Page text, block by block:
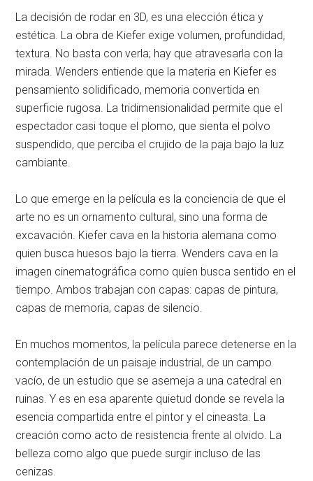
La decisión de rodar en 3D, es una elección ética y
estética. La obra de Kiefer exige volumen, profundidad,
textura. No basta con verla; hay que atravesarla con la
mirada. Wenders entiende que la materia en Kiefer es
pensamiento solidificado, memoria convertida en
superficie rugosa. La tridimensionalidad permite que el
espectador casi toque el plomo, que sienta el polvo
suspendido, que perciba el crujido de la paja bajo la luz
cambiante.
Lo que emerge en la película es la conciencia de que el
arte no es un ornamento cultural, sino una forma de
excavación. Kiefer cava en la historia alemana como
quien busca huesos bajo la tierra. Wenders cava en la
imagen cinematográfica como quien busca sentido en el
tiempo. Ambos trabajan con capas: capas de pintura,
capas de memoria, capas de silencio.
En muchos momentos, la película parece detenerse en la
contemplación de un paisaje industrial, de un campo
vacío, de un estudio que se asemeja a una catedral en
ruinas. Y es en esa aparente quietud donde se revela la
esencia compartida entre el pintor y el cineasta. La
creación como acto de resistencia frente al olvido. La
belleza como algo que puede surgir incluso de las
cenizas.